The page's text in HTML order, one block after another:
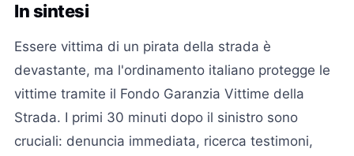
In sintesi
Essere vittima di un pirata della strada è
devastante, ma l'ordinamento italiano protegge le
vittime tramite il Fondo Garanzia Vittime della
Strada. I primi 30 minuti dopo il sinistro sono
cruciali: denuncia immediata, ricerca testimoni,